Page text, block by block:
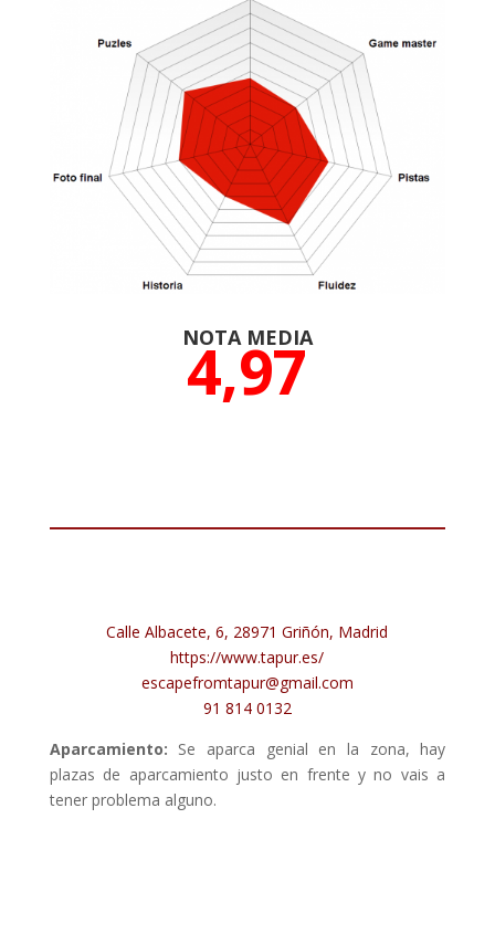
NOTA MEDIA
4,97
Calle Albacete, 6, 28971 Griñón, Madrid
https://www.tapur.es/
escapefromtapur@gmail.com
91 814 0132
Aparcamiento: Se aparca genial en la zona, hay
plazas de aparcamiento justo en frente y no vais a
tener problema alguno.